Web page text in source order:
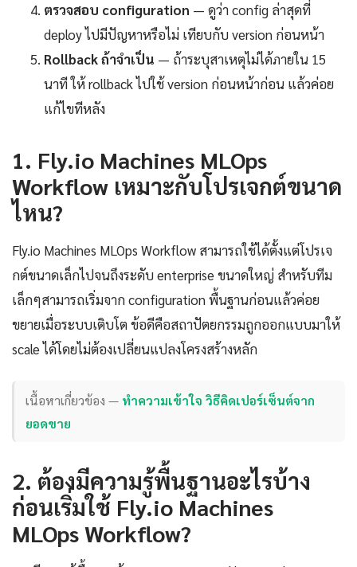
ตรวจสอบ configuration — ดูว่า config ล่าสุดที่
deploy ไปมีปัญหาหรือไม่ เทียบกับ version ก่อนหน้า
Rollback ถ้าจำเป็น — ถ้าระบุสาเหตุไม่ได้ภายใน 15
นาที ให้ rollback ไปใช้ version ก่อนหน้าก่อน แล้วค่อย
แก้ไขทีหลัง
1. Fly.io Machines MLOps
Workflow เหมาะกับโปรเจกต์ขนาด
ไหน?
Fly.io Machines MLOps Workflow สามารถใช้ได้ตั้งแต่โปรเจ
กต์ขนาดเล็กไปจนถึงระดับ enterprise ขนาดใหญ่ สำหรับทีม
เล็กๆสามารถเริ่มจาก configuration พื้นฐานก่อนแล้วค่อย
ขยายเมื่อระบบเติบโต ข้อดีคือสถาปัตยกรรมถูกออกแบบมาให้
scale ได้โดยไม่ต้องเปลี่ยนแปลงโครงสร้างหลัก
เนื้อหาเกี่ยวข้อง — ทำความเข้าใจ วิธีคิดเปอร์เซ็นต์จาก
ยอดขาย
2. ต้องมีความรู้พื้นฐานอะไรบ้าง
ก่อนเริ่มใช้ Fly.io Machines
MLOps Workflow?